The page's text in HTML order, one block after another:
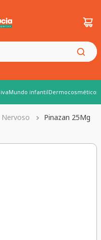
Mundo infantilDermocosméticos
Pinazan 25Mg